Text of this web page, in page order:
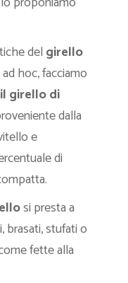
delgirello
ad hoc, facciamo
il girello di
dalla
e
di
si presta a
brasati, stufati o
fette alla